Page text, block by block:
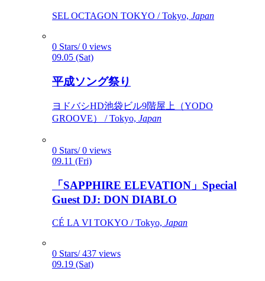
SEL OCTAGON TOKYO / Tokyo, Japan
0 Stars/ 0 views
09.05 (Sat)
平成ソング祭り
ヨドバシHD池袋ビル9階屋上（YODO
GROOVE） / Tokyo, Japan
0 Stars/ 0 views
09.11 (Fri)
「SAPPHIRE ELEVATION」Special
Guest DJ: DON DIABLO
CÉ LA VI TOKYO / Tokyo, Japan
0 Stars/ 437 views
09.19 (Sat)